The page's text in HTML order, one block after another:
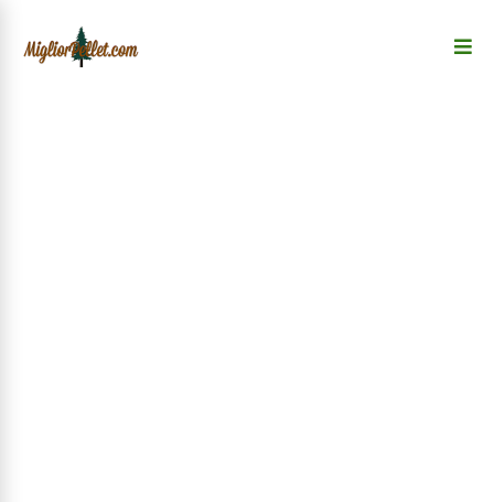
Blog sul pellet